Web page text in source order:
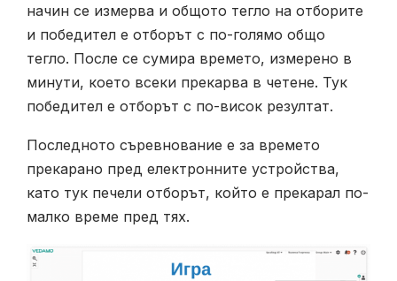
начин се измерва и общото тегло на отборите
и победител е отборът с по-голямо общо
тегло. После се сумира времето, измерено в
минути, което всеки прекарва в четене. Тук
победител е отборът с по-висок резултат.
Последното съревнование е за времето
прекарано пред електронните устройства,
като тук печели отборът, който е прекарал по-
малко време пред тях.